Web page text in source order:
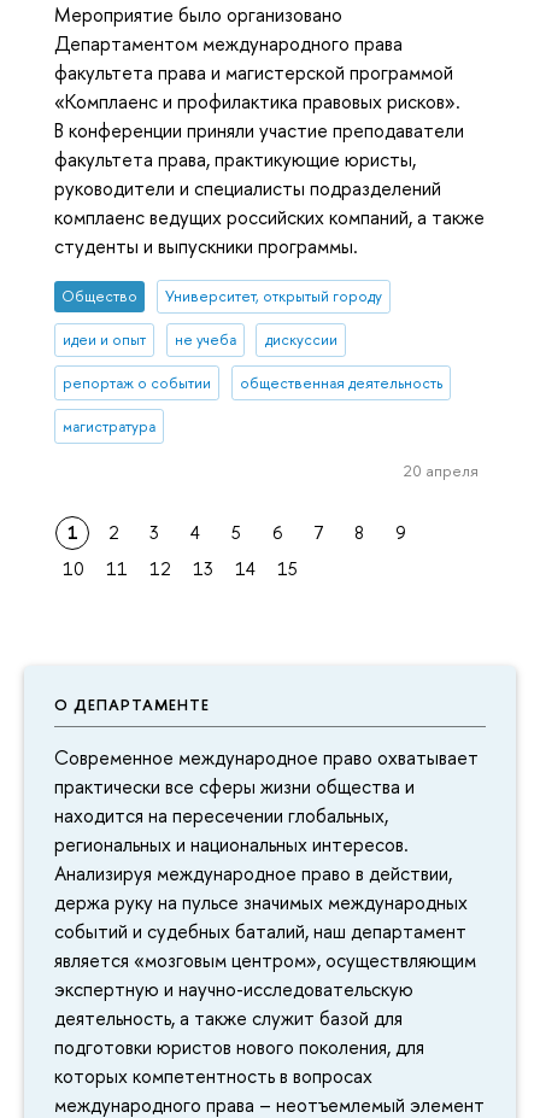
О ДЕПАРТАМЕНТЕ
Современное международное право охватывает
практически все сферы жизни общества и
находится на пересечении глобальных,
региональных и национальных интересов.
Анализируя международное право в действии,
держа руку на пульсе значимых международных
событий и судебных баталий, наш департамент
является «мозговым центром», осуществляющим
экспертную и научно-исследовательскую
деятельность, а также служит базой для
подготовки юристов нового поколения, для
которых компетентность в вопросах
международного права – неотъемлемый элемент
Мероприятие было организовано
Департаментом международного права
факультета права и магистерской программой
«Комплаенс и профилактика правовых рисков».
В конференции приняли участие преподаватели
факультета права, практикующие юристы,
руководители и специалисты подразделений
комплаенс ведущих российских компаний, а также
студенты и выпускники программы.
Общество Университет, открытый городу
идеи и опыт не учеба дискуссии
репортаж о событии общественная деятельность
магистратура
20 апреля
1 2 3 4 5 6 7 8
9
10
11 12 13 14 15